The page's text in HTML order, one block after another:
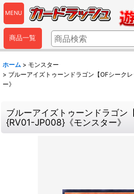
MENU
商品一覧
ホーム > モンスター
> ブルーアイズトゥーンドラゴン【OFシーク
ー》
ブルーアイズトゥーンドラゴン
{RV01-JP008}《モンスター》